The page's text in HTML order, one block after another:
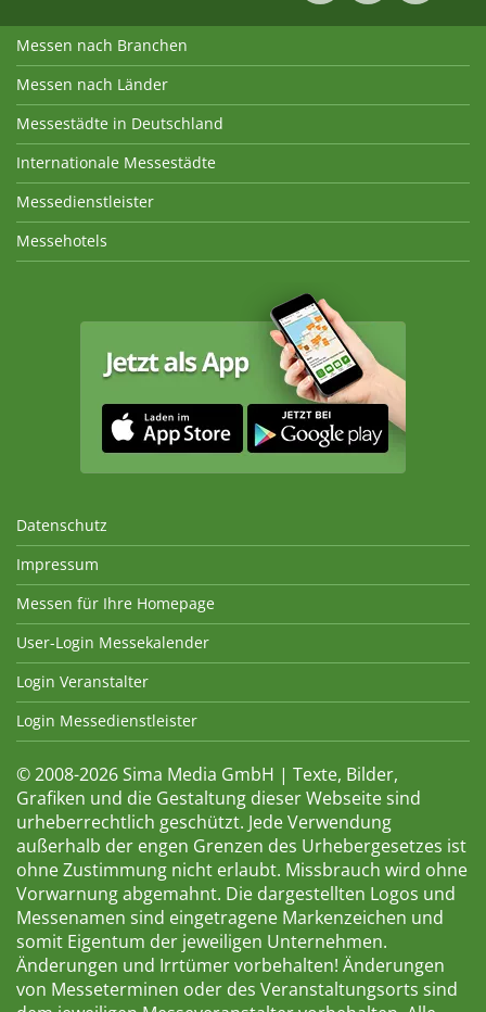
Messen nach Branchen
Messen nach Länder
Messestädte in Deutschland
Internationale Messestädte
Messedienstleister
Messehotels
Datenschutz
Impressum
Messen für Ihre Homepage
User-Login Messekalender
Login Veranstalter
Login Messedienstleister
© 2008-2026 Sima Media GmbH | Texte, Bilder,
Grafiken und die Gestaltung dieser Webseite sind
urheberrechtlich geschützt. Jede Verwendung
außerhalb der engen Grenzen des Urhebergesetzes ist
ohne Zustimmung nicht erlaubt. Missbrauch wird ohne
Vorwarnung abgemahnt. Die dargestellten Logos und
Messenamen sind eingetragene Markenzeichen und
somit Eigentum der jeweiligen Unternehmen.
Änderungen und Irrtümer vorbehalten! Änderungen
von Messeterminen oder des Veranstaltungsorts sind